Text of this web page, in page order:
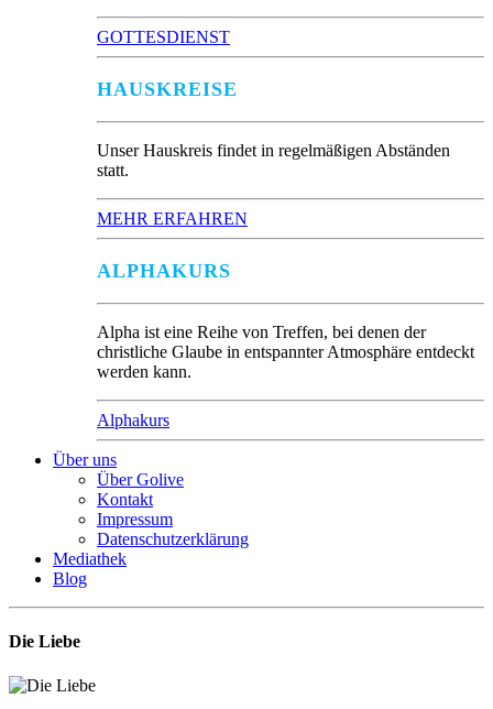
GOTTESDIENST
HAUSKREISE
Unser Hauskreis findet in regelmäßigen Abständen
statt.
MEHR ERFAHREN
ALPHAKURS
Alpha ist eine Reihe von Treffen, bei denen der
christliche Glaube in entspannter Atmosphäre entdeckt
werden kann.
Alphakurs
Über uns
Über Golive
Kontakt
Impressum
Datenschutzerklärung
Mediathek
Blog
Die Liebe